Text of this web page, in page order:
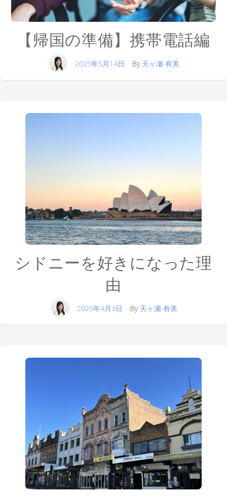
【帰国の準備】携帯電話編
2025年5月14日 By 天ヶ瀬 有美
シドニーを好きになった理
由
2025年4月3日 By 天ヶ瀬 有美